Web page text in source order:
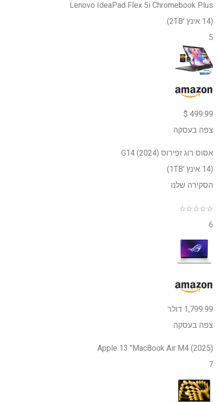
Lenovo IdeaPad Flex 5i Chromebook Plus
(14 אינץ '2TB)
5
499.99 $
צפה בעסקה
אסוס רוג זפירוס G14 (2024)
(14 אינץ '1TB)
הסקירה שלנו
☆
☆
☆
☆
☆
6
1,799.99 דולר
צפה בעסקה
Apple 13 "MacBook Air M4 (2025)
7